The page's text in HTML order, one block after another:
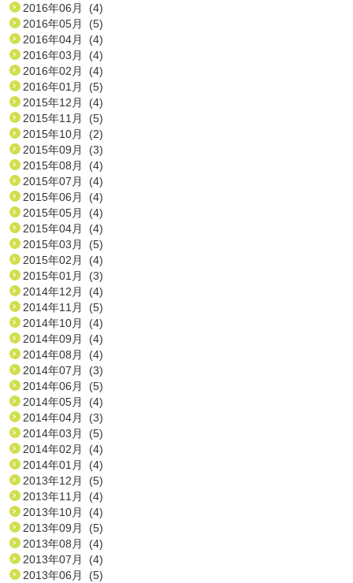
2016年06月 (4)
2016年05月 (5)
2016年04月 (4)
2016年03月 (4)
2016年02月 (4)
2016年01月 (5)
2015年12月 (4)
2015年11月 (5)
2015年10月 (2)
2015年09月 (3)
2015年08月 (4)
2015年07月 (4)
2015年06月 (4)
2015年05月 (4)
2015年04月 (4)
2015年03月 (5)
2015年02月 (4)
2015年01月 (3)
2014年12月 (4)
2014年11月 (5)
2014年10月 (4)
2014年09月 (4)
2014年08月 (4)
2014年07月 (3)
2014年06月 (5)
2014年05月 (4)
2014年04月 (3)
2014年03月 (5)
2014年02月 (4)
2014年01月 (4)
2013年12月 (5)
2013年11月 (4)
2013年10月 (4)
2013年09月 (5)
2013年08月 (4)
2013年07月 (4)
2013年06月 (5)